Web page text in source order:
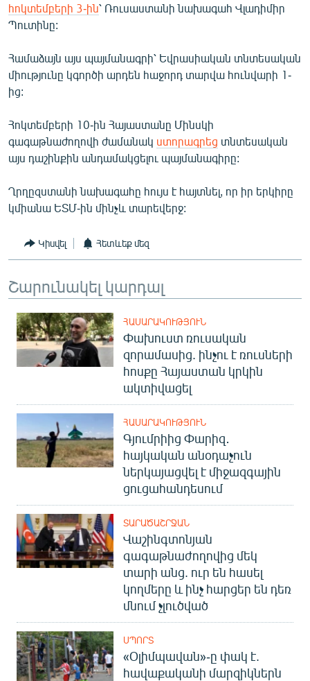
ՓՈԴՔԱՍԹ
English
Русский
ՀԵՏԵՎԵՔ ՄԵԶ
հոկտեմբերի 3-ին՝ Ռուսաստանի նախագահ Վլադիմիր
Պուտինը:
Համաձայն այս պայմանագրի՝ Եվրասիական տնտեսական
միությունը կգործի արդեն հաջորդ տարվա հունվարի 1-
ից:
Հոկտեմբերի 10-ին Հայաստանը Մինսկի
գագաթնաժողովի ժամանակ ստորագրեց տնտեսական
այս դաշինքին անդամակցելու պայմանագիրը:
Ղրղըզստանի նախագահը հույս է հայտնել, որ իր երկիրը
կմիանա ԵՏՄ-ին մինչև տարեվերջ:
Կիսվել Հետևեք մեզ
Շարունակել կարդալ
ՀԱՍԱՐԱԿՈՒԹՅՈՒՆ
Փախուստ ռուսական
զորամասից. ինչու է ռուսների
հոսքը Հայաստան կրկին
ակտիվացել
ՀԱՍԱՐԱԿՈՒԹՅՈՒՆ
Գյումրիից Փարիզ․
հայկական անօդաչուն
ներկայացվել է միջազգային
ցուցահանդեսում
ՏԱՐԱԾԱՇՐՋԱՆ
Վաշինգտոնյան
գագաթնաժողովից մեկ
տարի անց. ուր են հասել
կողմերը և ինչ հարցեր են դեռ
մնում չլուծված
ՍՊՈՐՏ
«Օլիմպավան»-ը փակ է.
հավաքականի մարզիկներն